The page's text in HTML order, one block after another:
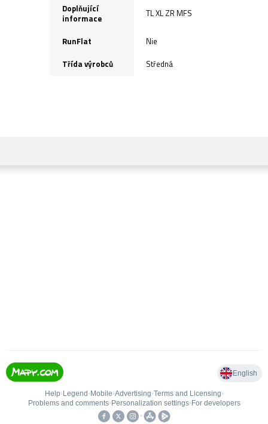
Doplňující
informace
TL XL ZR MFS
RunFlat
Nie
Třída výrobců
Středná